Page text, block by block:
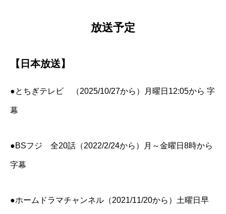
放送予定
【日本放送】
●とちぎテレビ （2025/10/27から）月曜日12:05から 字
幕
●BSフジ 全20話（2022/2/24から）月～金曜日8時から
字幕
●ホームドラマチャンネル（2021/11/20から）土曜日早